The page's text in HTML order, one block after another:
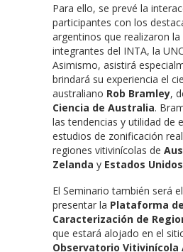
Para ello, se prevé la
participantes con los
argentinos que realizaron
integrantes del INTA, la
Asimismo, asistirá
brindará su experiencia el
australiano Rob Bramley,
Ciencia de Australia.
las tendencias y utilidad de
estudios de zonificación
regiones vitivinícolas de
Zelanda y Estados
El Seminario también será
presentar la Plataforma de
Caracterización de
que estará alojado en el
Observatorio Vitivinícola